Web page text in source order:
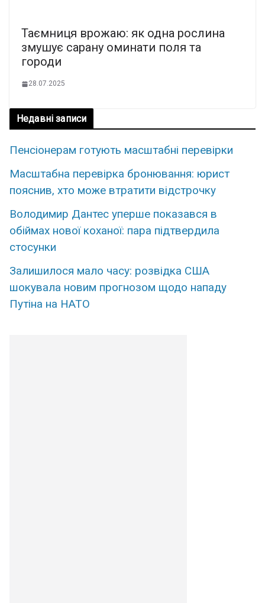
Таємниця врожаю: як одна рослина
змушує сарану оминати поля та
городи
28.07.2025
Недавні записи
Пенсіонерам готують масштабні перевірки
Масштабна перевірка бронювання: юрист
пояснив, хто може втратити відстрочку
Володимир Дантес уперше показався в
обіймах нової коханої: пара підтвердила
стосунки
Залишилося мало часу: розвідка США
шокувала новим прогнозом щодо нападу
Путіна на НАТО